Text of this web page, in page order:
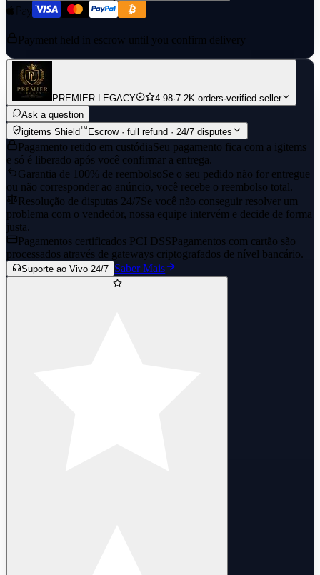
Payment held in escrow until you confirm delivery
PREMIER LEGACY 4.98·7.2K orders·verified seller
Ask a question
igitems Shield™ Escrow · full refund · 24/7 disputes
Pagamento retido em custódiaSeu pagamento fica com a igitems
e só é liberado após você confirmar a entrega.
Garantia de 100% de reembolsoSe o seu pedido não for entregue
ou não corresponder ao anúncio, você recebe o reembolso total.
Resolução de disputas 24/7Se você não conseguir resolver um
problema com o vendedor, nossa equipe intervém e decide de forma
justa.
Pagamentos certificados PCI DSSPagamentos com cartão são
processados através de gateways criptografados de nível bancário.
Suporte ao Vivo 24/7 Saber Mais